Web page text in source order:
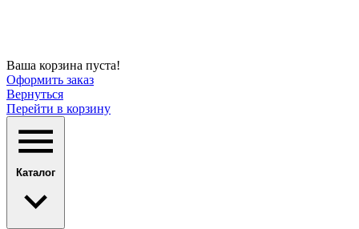
Ваша корзина пуста!
Оформить заказ
Вернуться
Перейти в корзину
Каталог